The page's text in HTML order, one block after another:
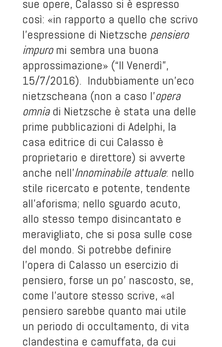
sue opere, Calasso si è espresso
così: «in rapporto a quello che scrivo
l'espressione di Nietzsche pensiero
impuromi sembra una buona
approssimazione» (“Il Venerdì”,
15/7/2016). Indubbiamente un'eco
nietzscheana (non a caso l'opera
omniadi Nietzsche è stata una delle
prime pubblicazioni di Adelphi, la
casa editrice di cui Calasso è
proprietario e direttore) si avverte
anche nell'Innominabile attuale: nello
stile ricercato e potente, tendente
all'aforisma; nello sguardo acuto,
allo stesso tempo disincantato e
meravigliato, che si posa sulle cose
del mondo. Si potrebbe definire
l'opera di Calasso un esercizio di
pensiero, forse un po' nascosto, se,
come l'autore stesso scrive, «al
pensiero sarebbe quanto mai utile
un periodo di occultamento, di vita
clandestina e camuffata, da cui